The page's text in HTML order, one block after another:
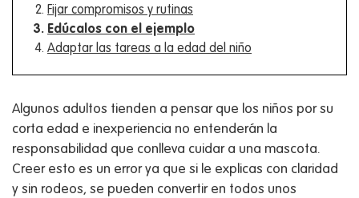
Fijar compromisos y rutinas
Edúcalos con el ejemplo
Adaptar las tareas a la edad del niño
Algunos adultos tienden a pensar que los niños por su
corta edad e inexperiencia no entenderán la
responsabilidad que conlleva cuidar a una mascota.
Creer esto es un error ya que si le explicas con claridad
y sin rodeos, se pueden convertir en todos unos